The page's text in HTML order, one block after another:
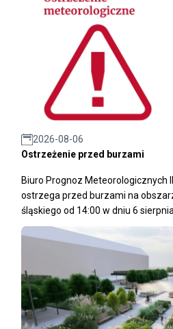
2026-08-06
Ostrzeżenie przed burzami
Biuro Prognoz Meteorologicznych
ostrzega przed burzami na
śląskiego od 14:00 w dniu 6